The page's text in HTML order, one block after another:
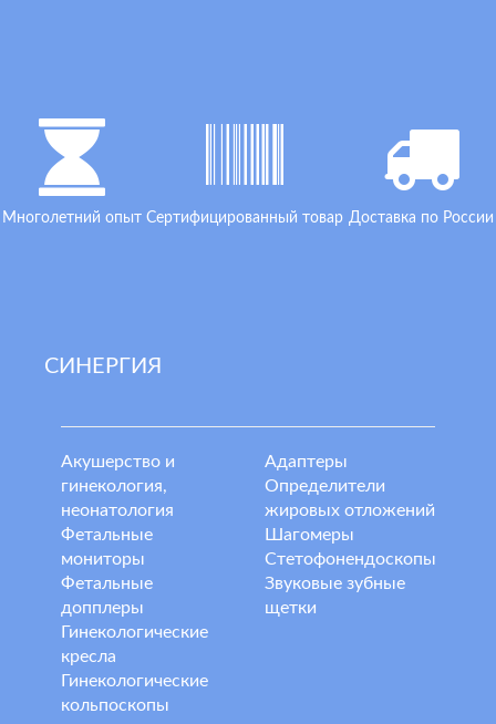
Многолетний опыт Сертифицированный товар Доставка по России
СИНЕРГИЯ
Акушерство и
гинекология,
неонатология
Фетальные
мониторы
Фетальные
допплеры
Гинекологические
кресла
Гинекологические
кольпоскопы
Адаптеры
Определители
жировых отложений
Шагомеры
Стетофонендоскопы
Звуковые зубные
щетки